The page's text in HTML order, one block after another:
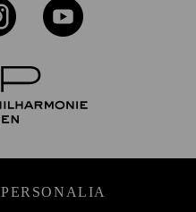
PERSONALIA